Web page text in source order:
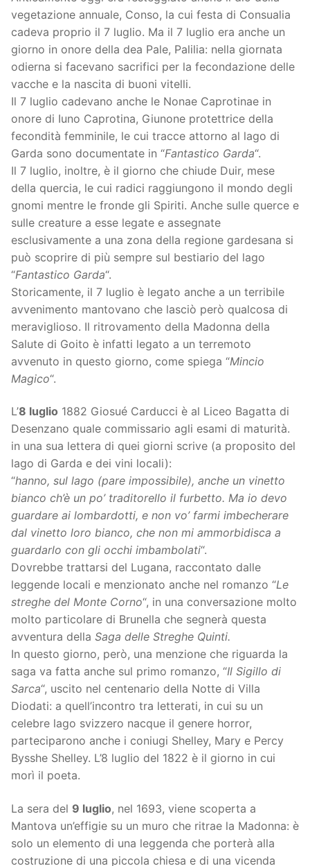
vegetazione annuale, Conso, la cui festa di Consualia
cadeva proprio il 7 luglio. Ma il 7 luglio era anche un
giorno in onore della dea Pale, Palilia: nella giornata
odierna si facevano sacrifici per la fecondazione delle
vacche e la nascita di buoni vitelli.
Il 7 luglio cadevano anche le Nonae Caprotinae in
onore di Iuno Caprotina, Giunone protettrice della
fecondità femminile, le cui tracce attorno al lago di
Garda sono documentate in “Fantastico Garda“.
Il 7 luglio, inoltre, è il giorno che chiude Duir, mese
della quercia, le cui radici raggiungono il mondo degli
gnomi mentre le fronde gli Spiriti. Anche sulle querce e
sulle creature a esse legate e assegnate
esclusivamente a una zona della regione gardesana si
può scoprire di più sempre sul bestiario del lago
“Fantastico Garda“.
Storicamente, il 7 luglio è legato anche a un terribile
avvenimento mantovano che lasciò però qualcosa di
meraviglioso. Il ritrovamento della Madonna della
Salute di Goito è infatti legato a un terremoto
avvenuto in questo giorno, come spiega “Mincio
Magico“.
L’8 luglio 1882 Giosué Carducci è al Liceo Bagatta di
Desenzano quale commissario agli esami di maturità.
in una sua lettera di quei giorni scrive (a proposito del
lago di Garda e dei vini locali):
“hanno, sul lago (pare impossibile), anche un vinetto
bianco ch’è un po’ traditorello il furbetto. Ma io devo
guardare ai lombardotti, e non vo’ farmi imbecherare
dal vinetto loro bianco, che non mi ammorbidisca a
guardarlo con gli occhi imbambolati“.
Dovrebbe trattarsi del Lugana, raccontato dalle
leggende locali e menzionato anche nel romanzo “Le
streghe del Monte Corno“, in una conversazione molto
molto particolare di Brunella che segnerà questa
avventura della Saga delle Streghe Quinti.
In questo giorno, però, una menzione che riguarda la
saga va fatta anche sul primo romanzo, “Il Sigillo di
Sarca“, uscito nel centenario della Notte di Villa
Diodati: a quell’incontro tra letterati, in cui su un
celebre lago svizzero nacque il genere horror,
parteciparono anche i coniugi Shelley, Mary e Percy
Bysshe Shelley. L’8 luglio del 1822 è il giorno in cui
morì il poeta.
La sera del 9 luglio, nel 1693, viene scoperta a
Mantova un’effigie su un muro che ritrae la Madonna: è
solo un elemento di una leggenda che porterà alla
costruzione di una piccola chiesa e di una vicenda